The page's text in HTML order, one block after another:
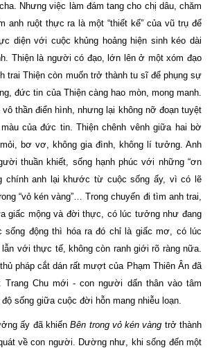
Nhưng việc làm đám tang cho chị dâu, chăm
anh ruột thực ra là một “thiết kế” của vũ trụ để
diện với cuộc khủng hoảng hiện sinh kéo dài
Thiện là người có đạo, lớn lên ở một xóm đạo
trai Thiện còn muốn trở thành tu sĩ để phụng sự
đức tin của Thiện càng hao mòn, mong manh.
thần điển hình, nhưng lại không nỡ đoạn tuyệt
của đức tin. Thiện chênh vênh giữa hai bờ
bơ vơ, không gia đình, không lí tưởng. Anh
thuần khiết, sống hạnh phúc với những “ơn
chính anh lại khước từ cuộc sống ấy, vì có lẽ
“vỏ kén vàng”… Trong chuyến đi tìm anh trai,
giấc mộng và đời thực, có lúc tưởng như đang
động thì hóa ra đó chỉ là giấc mơ, có lúc
với thực tế, không còn ranh giới rõ ràng nữa.
pháp cắt dán rất mượt của Phạm Thiên Ân đã
Trang Chu mới - con người dấn thân vào tâm
sống giữa cuộc đời hỗn mang nhiễu loạn.
ấy đã khiếnBên trong vỏ kén vàng trở thành
về con người. Dường như, khi sống đến một